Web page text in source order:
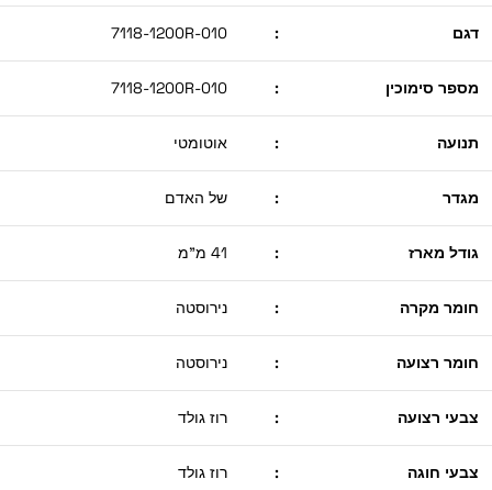
דגם :
7118-1200R-010
מספר סימוכין :
7118-1200R-010
תנועה : אוטומטי
מגדר : של האדם
גודל מארז : 41 מ"מ
חומר מקרה : נירוסטה
חומר רצועה : נירוסטה
צבעי רצועה : רוז גולד
צבעי חוגה : רוז גולד